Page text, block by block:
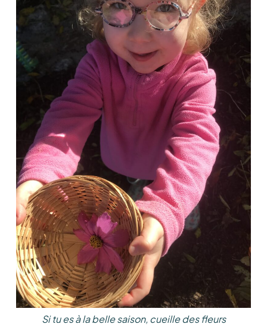
Si tu es à la belle saison, cueille des fleurs